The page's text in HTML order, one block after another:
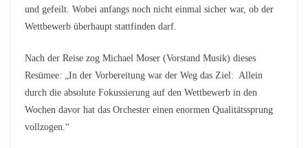
und gefeilt. Wobei anfangs noch nicht einmal sicher war, ob der
Wettbewerb überhaupt stattfinden darf.
Nach der Reise zog Michael Moser (Vorstand Musik) dieses
Resümee: „In der Vorbereitung war der Weg das Ziel: Allein
durch die absolute Fokussierung auf den Wettbewerb in den
Wochen davor hat das Orchester einen enormen Qualitätssprung
vollzogen.“